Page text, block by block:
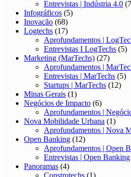
Entrevistas | Indústria 4.0
Infográficos (5)
Inovação (68)
Logtechs (17)
Aprofundamentos |
Entrevistas I LogTechs (5)
Marketing (MarTechs) (27)
Aprofundamentos |
Entrevistas | MarTechs (5)
Startups | MarTechs (12)
Minas Gerais (1)
Negócios de Impacto (6)
Aprofundamentos |
Nova Mobilidade Urbana (1)
Aprofundamentos | Nova
Open Banking (12)
Aprofundamentos | Open
Entrevistas | Open Banking
Panoramas (4)
Construtechs (1)